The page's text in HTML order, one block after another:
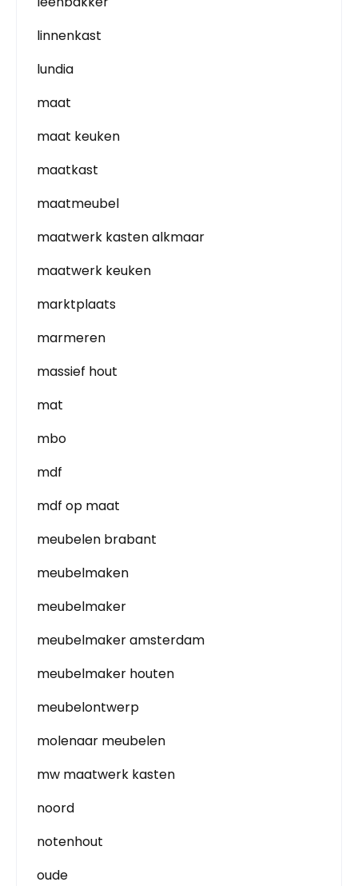
linnenkast
lundia
maat
maat keuken
maatkast
maatmeubel
maatwerk kasten alkmaar
maatwerk keuken
marktplaats
marmeren
massief hout
mat
mbo
mdf
mdf op maat
meubelen brabant
meubelmaken
meubelmaker
meubelmaker amsterdam
meubelmaker houten
meubelontwerp
molenaar meubelen
mw maatwerk kasten
noord
notenhout
oude